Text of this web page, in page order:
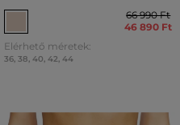
66 990 Ft
46 890 Ft
Elérhető méretek:
36, 38, 40, 42, 44